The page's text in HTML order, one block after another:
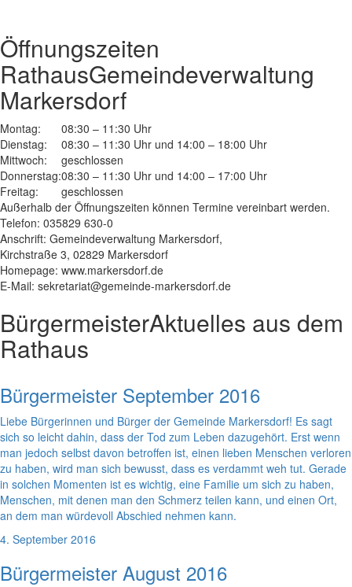
Öffnungszeiten
RathausGemeindeverwaltung
Markersdorf
Montag:
08:30 – 11:30 Uhr
Dienstag:
08:30 – 11:30 Uhr und 14:00 – 18:00 Uhr
Mittwoch:
geschlossen
Donnerstag:08:30 – 11:30 Uhr und 14:00 – 17:00 Uhr
Freitag:
geschlossen
Außerhalb der Öffnungszeiten können Termine vereinbart werden.
Telefon: 035829 630-0
Anschrift: Gemeindeverwaltung Markersdorf,
Kirchstraße 3, 02829 Markersdorf
Homepage: www.markersdorf.de
E-Mail: sekretariat@gemeinde-markersdorf.de
BürgermeisterAktuelles aus dem
Rathaus
Bürgermeister September 2016
Liebe Bürgerinnen und Bürger der Gemeinde Markersdorf! Es sagt
sich so leicht dahin, dass der Tod zum Leben dazugehört. Erst wenn
man jedoch selbst davon betroffen ist, einen lieben Menschen verloren
zu haben, wird man sich bewusst, dass es verdammt weh tut. Gerade
in solchen Momenten ist es wichtig, eine Familie um sich zu haben,
Menschen, mit denen man den Schmerz teilen kann, und einen Ort,
an dem man würdevoll Abschied nehmen kann.
4. September 2016
Bürgermeister August 2016